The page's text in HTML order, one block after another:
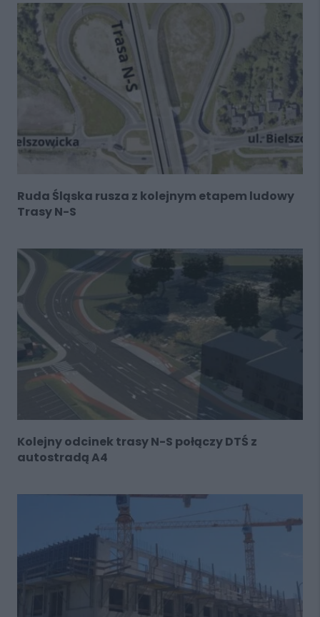
Ruda Śląska rusza z kolejnym etapem ludowy
Trasy N-S
Kolejny odcinek trasy N-S połączy DTŚ z
autostradą A4